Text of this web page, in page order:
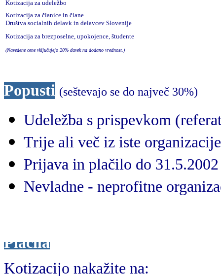
Kotizacija za udeležbo
Kotizacija za članice in člane
Društva socialnih delavk in delavcev Slovenije
Kotizacija za brezposelne, upokojence, študente
(Navedene cene vključujejo 20% davek na dodano vrednost.)
Popusti (seštevajo se do največ 30%)
Udeležba s prispevkom
Trije ali več iz iste
Prijava in plačilo do
Nevladne - neprofitne
Plačila
Kotizacijo nakažite na: